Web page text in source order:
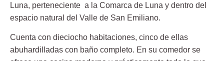
Luna, perteneciente a la Comarca de Luna y dentro del
espacio natural del Valle de San Emiliano.
Cuenta con dieciocho habitaciones, cinco de ellas
abuhardilladas con baño completo. En su comedor se